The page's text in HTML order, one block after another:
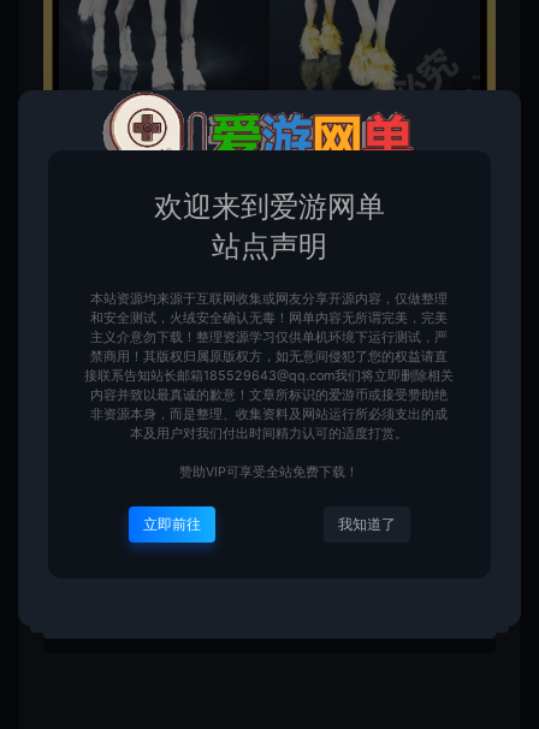
此资源仅限VIP下载，请先
欢迎来到爱游网单
站点声明
本站资源均来源于互联网收集或网友分享开源内容，仅做整理
和安全测试，火绒安全确认无毒！网单内容无所谓完美，完美
主义介意勿下载！整理资源学习仅供单机环境下运行测试，严
禁商用！其版权归属原版权方，如无意间侵犯了您的权益请直
接联系告知站长邮箱185529643@qq.com我们将立即删除相关
内容并致以最真诚的歉意！文章所标识的爱游币或接受赞助绝
非资源本身，而是整理、收集资料及网站运行所必须支出的成
本及用户对我们付出时间精力认可的适度打赏。
赞助VIP可享受全站免费下载！
立即前往 我知道了